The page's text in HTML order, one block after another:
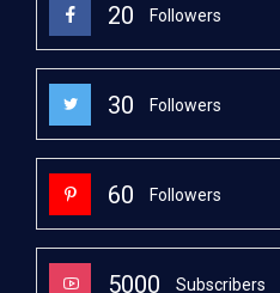
20 Followers
30 Followers
60 Followers
5000 Subscribers